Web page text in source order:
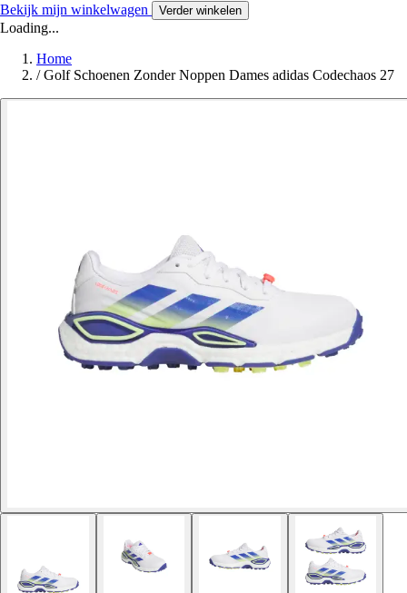
Bekijk mijn winkelwagen Verder winkelen
Loading...
Home
/ Golf Schoenen Zonder Noppen Dames adidas Codechaos 27